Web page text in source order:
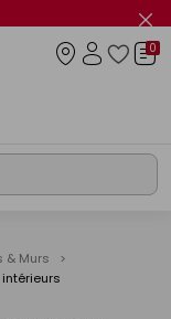
le
info
0
& Murs